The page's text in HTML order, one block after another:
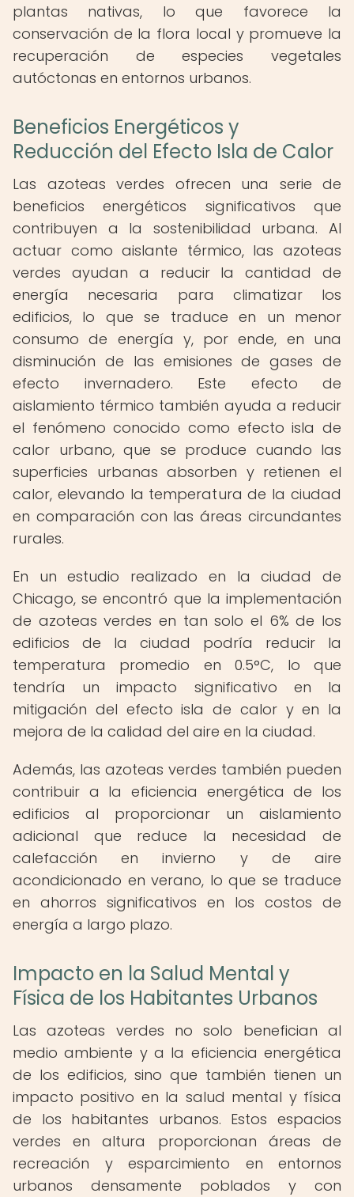
plantas nativas, lo que favorece la
conservación de la flora local y promueve la
recuperación de especies vegetales
autóctonas en entornos urbanos.
Beneficios Energéticos y
Reducción del Efecto Isla de Calor
Las azoteas verdes ofrecen una serie de
beneficios energéticos significativos que
contribuyen a la sostenibilidad urbana. Al
actuar como aislante térmico, las azoteas
verdes ayudan a reducir la cantidad de
energía necesaria para climatizar los
edificios, lo que se traduce en un menor
consumo de energía y, por ende, en una
disminución de las emisiones de gases de
efecto invernadero. Este efecto de
aislamiento térmico también ayuda a reducir
el fenómeno conocido como efecto isla de
calor urbano, que se produce cuando las
superficies urbanas absorben y retienen el
calor, elevando la temperatura de la ciudad
en comparación con las áreas circundantes
rurales.
En un estudio realizado en la ciudad de
Chicago, se encontró que la implementación
de azoteas verdes en tan solo el 6% de los
edificios de la ciudad podría reducir la
temperatura promedio en 0.5°C, lo que
tendría un impacto significativo en la
mitigación del efecto isla de calor y en la
mejora de la calidad del aire en la ciudad.
Además, las azoteas verdes también pueden
contribuir a la eficiencia energética de los
edificios al proporcionar un aislamiento
adicional que reduce la necesidad de
calefacción en invierno y de aire
acondicionado en verano, lo que se traduce
en ahorros significativos en los costos de
energía a largo plazo.
Impacto en la Salud Mental y
Física de los Habitantes Urbanos
Las azoteas verdes no solo benefician al
medio ambiente y a la eficiencia energética
de los edificios, sino que también tienen un
impacto positivo en la salud mental y física
de los habitantes urbanos. Estos espacios
verdes en altura proporcionan áreas de
recreación y esparcimiento en entornos
urbanos densamente poblados y con